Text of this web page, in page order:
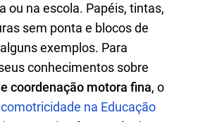
ou na escola. Papéis, tintas,
sem ponta e blocos de
exemplos. Para
conhecimentos sobre
coordenação motora fina, o
na Educação